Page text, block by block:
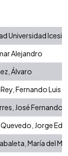
Universidad Icesi
Alejandro
Álvaro
Fernando Luis
José Fernando
Jorge
María del